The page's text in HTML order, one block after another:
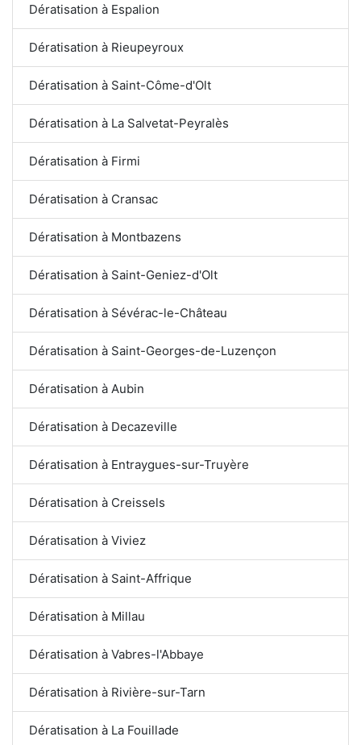
Dératisation à Espalion
Dératisation à Rieupeyroux
Dératisation à Saint-Côme-d'Olt
Dératisation à La Salvetat-Peyralès
Dératisation à Firmi
Dératisation à Cransac
Dératisation à Montbazens
Dératisation à Saint-Geniez-d'Olt
Dératisation à Sévérac-le-Château
Dératisation à Saint-Georges-de-Luzençon
Dératisation à Aubin
Dératisation à Decazeville
Dératisation à Entraygues-sur-Truyère
Dératisation à Creissels
Dératisation à Viviez
Dératisation à Saint-Affrique
Dératisation à Millau
Dératisation à Vabres-l'Abbaye
Dératisation à Rivière-sur-Tarn
Dératisation à La Fouillade